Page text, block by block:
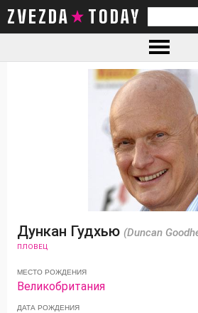
ZVEZDA TODAY
Дункан Гудхью (Duncan
ПЛОВЕЦ
МЕСТО РОЖДЕНИЯ
Великобритания
ДАТА РОЖДЕНИЯ